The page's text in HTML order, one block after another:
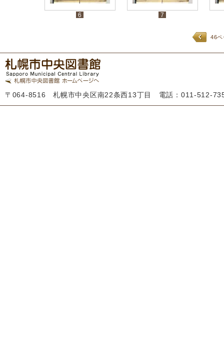
6 7
46ペ
〒064-8516 札幌市中央区南22条西13丁目 電話：011-512-